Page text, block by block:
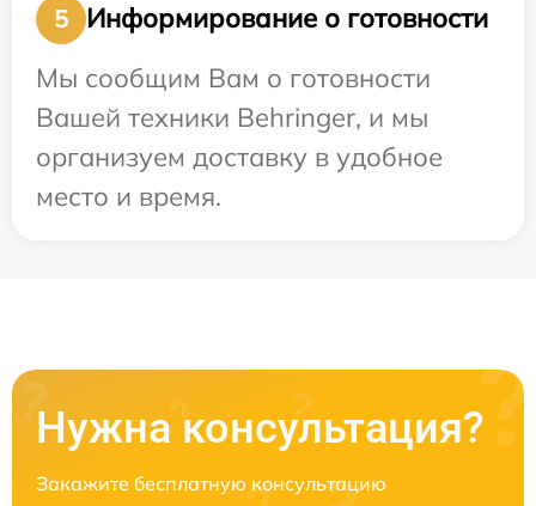
5
Информирование о готовности
Мы сообщим Вам о готовности
Вашей техники Behringer, и мы
организуем доставку в удобное
место и время.
Нужна консультация?
Закажите бесплатную консультацию